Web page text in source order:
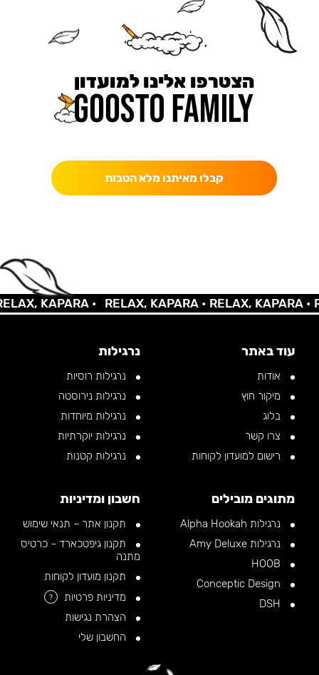
הצטרפו אלינו למועדון
קבלו מאיתנו מלא הטבות
KAPARA • RELAX, KAPARA •RELAX, KAPARA •
עוד באתר
אודות
מיקור חוץ
בלוג
צרו קשר
רישום למועדון לקוחות
נרגילות
נרגילות רוסיות
נרגילות נירוסטה
נרגילות מיוחדות
נרגילות יוקרתיות
נרגילות קטנות
מתוגים מובילים
נרגילות Alpha Hookah
נרגילות Amy Deluxe
חשבון ומדיניות
תקנון אתר – תנאי שימוש
תקנון גיפטכארד – כרטיס
מתנה
תקנון מועדון לקוחות
מדיניות פרטיות
?
הצהרת נגישות
החשבון שלי